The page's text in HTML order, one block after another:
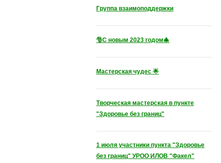
Группа взаимоподдержки
🎅С новым 2023 годом🎄
Мастерская чудес 🌟
Творческая мастерская в пункте
"Здоровье без границ"
1 июля участники пункта "Здоровье
без границ" УРОО ИЛОВ "Факел"